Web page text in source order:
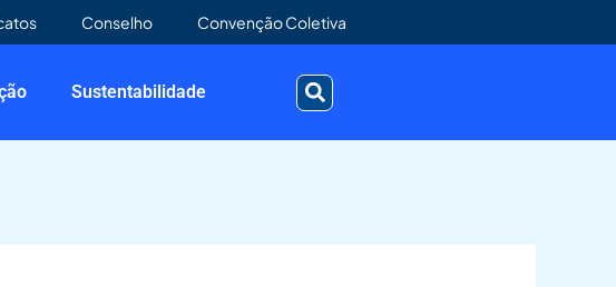
Conselho Convenção Coletiva
Sustentabilidade